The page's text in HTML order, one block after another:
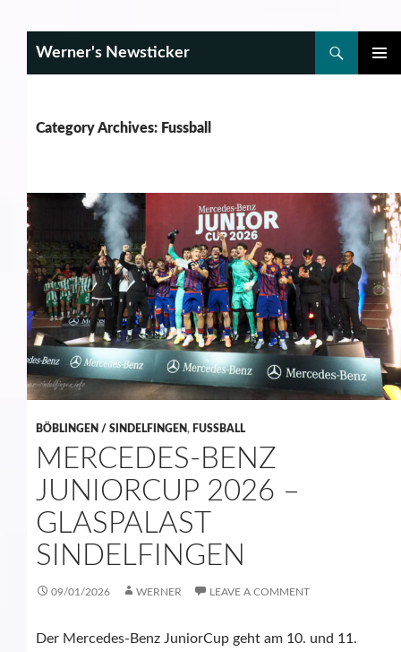
Werner's Newsticker
Category Archives: Fussball
BÖBLINGEN / SINDELFINGEN, FUSSBALL
MERCEDES-BENZ
JUNIORCUP 2026 –
GLASPALAST
SINDELFINGEN
09/01/2026 WERNER LEAVE A COMMENT
Der Mercedes-Benz JuniorCup geht am 10. und 11.